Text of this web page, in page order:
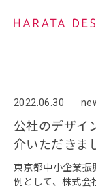
2022.06.30
公社のデザイ
介いただきま
東京都中小企業振
例として、株式会